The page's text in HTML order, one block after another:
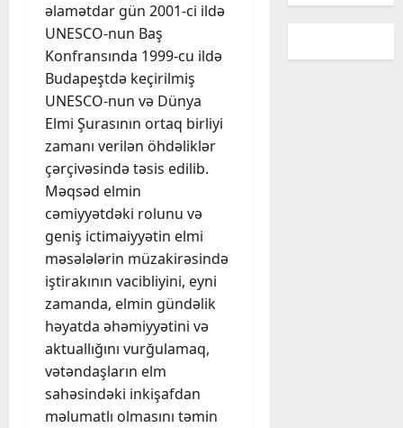
əlamətdar gün 2001-ci ildə
UNESCO-nun Baş
Konfransında 1999-cu ildə
Budapeştdə keçirilmiş
UNESCO-nun və Dünya
Elmi Şurasının ortaq birliyi
zamanı verilən öhdəliklər
çərçivəsində təsis edilib.
Məqsəd elmin
cəmiyyətdəki rolunu və
geniş ictimaiyyətin elmi
məsələlərin müzakirəsində
iştirakının vacibliyini, eyni
zamanda, elmin gündəlik
həyatda əhəmiyyətini və
aktuallığını vurğulamaq,
vətəndaşların elm
sahəsindəki inkişafdan
məlumatlı olmasını təmin